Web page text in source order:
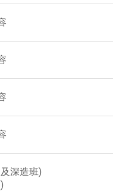
深造班)